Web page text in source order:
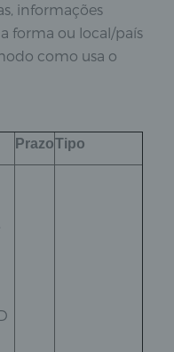
informações
forma ou local/país
como usa o
PrazoTipo